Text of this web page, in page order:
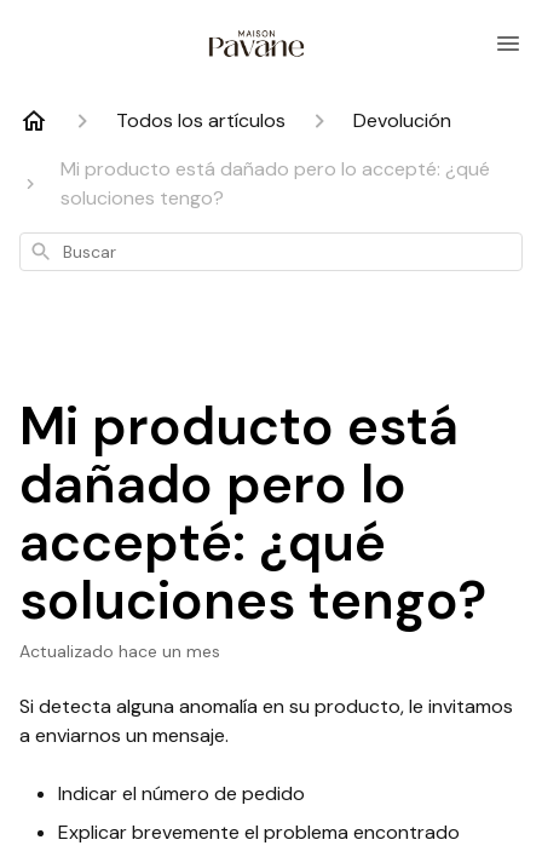
Todos los artículos
Devolución
Mi producto está dañado pero lo accepté: ¿qué
soluciones tengo?
Buscar
Mi producto está
dañado pero lo
accepté: ¿qué
soluciones tengo?
Actualizado hace un mes
Si detecta alguna anomalía en su producto, le invitamos
a enviarnos un mensaje.
Indicar el número de pedido
Explicar brevemente el problema encontrado